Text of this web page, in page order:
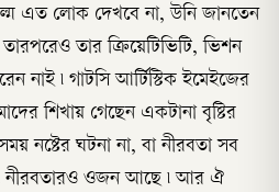
এত লোক দেখবে না, উনি জানতেন
তার ক্রিয়েটিভিটি, ভিশন
নাই ৷ গাটসি আর্টিস্টিক ইমেইজের
শিখায় গেছেন একটানা বৃষ্টির
নষ্টের ঘটনা না, বা নীরবতা সব
নীরবতারও ওজন আছে ৷ আর ঐ